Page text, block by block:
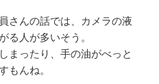
さんの話では、カメラの液
る人が多いそう。
まったり、手の油がべっと
もんね。